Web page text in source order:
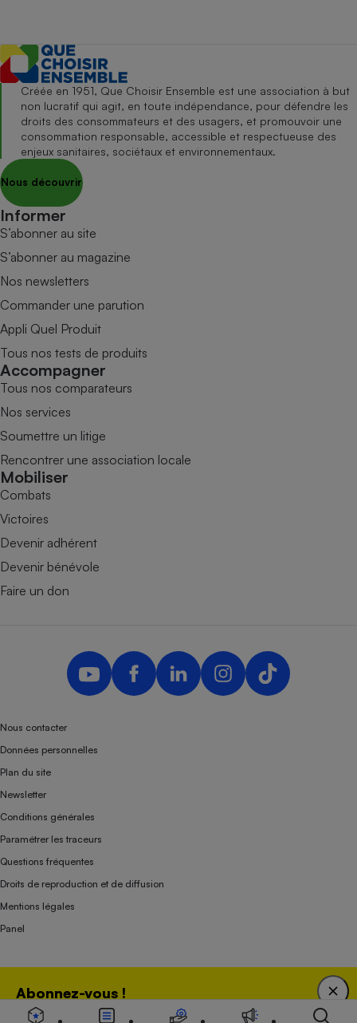
Abonnez-vous !
Bénéficiez d'une expertise unique tout en soutenant
Créée en 1951, Que Choisir Ensemble est une association à but
non lucratif qui agit, en toute indépendance, pour défendre les
droits des consommateurs et des usagers, et promouvoir une
consommation responsable, accessible et respectueuse des
enjeux sanitaires, sociétaux et environnementaux.
Nous découvrir
Informer
S’abonner au site
S’abonner au magazine
Nos newsletters
Commander une parution
Appli Quel Produit
Tous nos tests de produits
Accompagner
Tous nos comparateurs
Nos services
Soumettre un litige
Rencontrer une association locale
Mobiliser
Combats
Victoires
Devenir adhérent
Devenir bénévole
Faire un don
Nous contacter
Données personnelles
Plan du site
Newsletter
Conditions générales
Paramétrer les traceurs
Questions fréquentes
Droits de reproduction et de diffusion
Mentions légales
Panel
Association indépendante de l’État, des syndicats, des producteurs et des
distributeurs depuis 1951.